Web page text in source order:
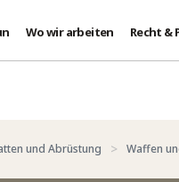
Wo wir arbeiten Recht &
und Abrüstung Waffen